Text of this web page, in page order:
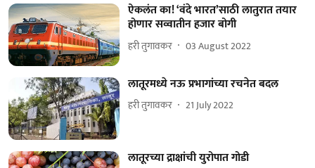
ऐकलंत का! ‘वंदे भारत’साठी लातुरात तयार
होणार सव्वातीन हजार बोगी
हरी तुगावकर 03 August 2022
लातूरमध्ये नऊ प्रभागांच्या रचनेत बदल
हरी तुगावकर 21 July 2022
लातूरच्या द्राक्षांची युरोपात गोडी